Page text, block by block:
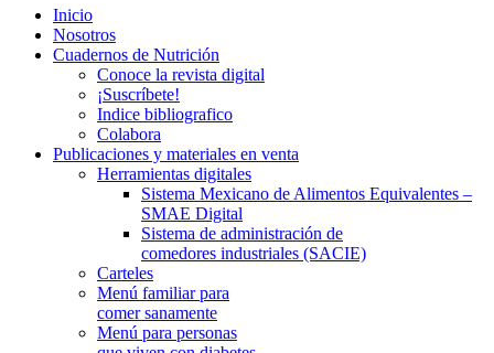
Inicio
Nosotros
Cuadernos de Nutrición
Conoce la revista digital
¡Suscríbete!
Indice bibliografico
Colabora
Publicaciones y materiales en venta
Herramientas digitales
Sistema Mexicano de Alimentos Equivalentes –
SMAE Digital
Sistema de administración de
comedores industriales (SACIE)
Carteles
Menú familiar para
comer sanamente
Menú para personas